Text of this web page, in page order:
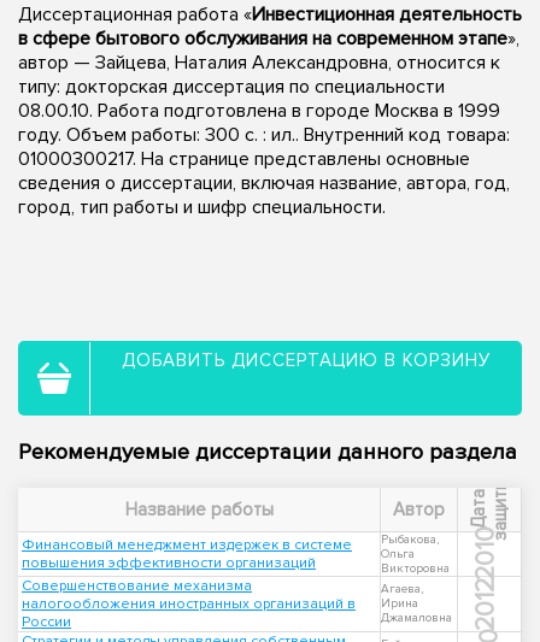
Диссертационная работа «Инвестиционная деятельность
в сфере бытового обслуживания на современном этапе»,
автор — Зайцева, Наталия Александровна, относится к
типу: докторская диссертация по специальности
08.00.10. Работа подготовлена в городе Москва в 1999
году. Объем работы: 300 с. : ил.. Внутренний код товара:
01000300217. На странице представлены основные
сведения о диссертации, включая название, автора, год,
город, тип работы и шифр специальности.
ДОБАВИТЬ ДИССЕРТАЦИЮ В КОРЗИНУ
Рекомендуемые диссертации данного раздела
Название работы Автор Д
а
т
а
з
а
щ
и
ты
Финансовый менеджмент издержек в системе
повышения эффективности организаций
Рыбакова,
Ольга
Викторовна
2010
Совершенствование механизма
налогообложения иностранных организаций в
России
Агаева,
Ирина
Джамаловна
2012